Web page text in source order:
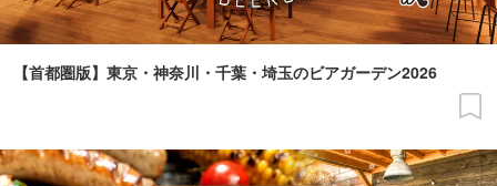
【首都圏版】東京・神奈川・千葉・埼玉のビアガーデン2026